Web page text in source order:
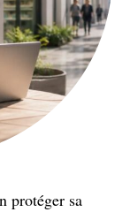
protéger sa